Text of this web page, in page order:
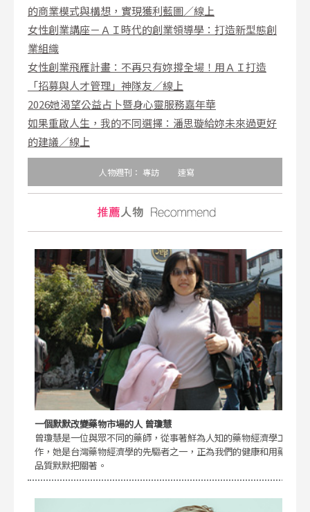
的商業模式與構想，實現獲利藍圖／線上
女性創業講座－ＡＩ時代的創業領導學：打造新型態創
業組織
女性創業飛雁計畫：不再只有妳撐全場！用ＡＩ打造
「招募與人才管理」神隊友／線上
2026她渴望公益占卜暨身心靈服務嘉年華
如果重啟人生，我的不同選擇：潘思璇給妳未來過更好
的建議／線上
人物週刊： 專訪 速寫
一個默默改變藥物市場的人 曾瓊慧
曾瓊慧是一位與眾不同的藥師，從事著鮮為人知的藥物經濟學工
作，她是台灣藥物經濟學的先驅者之一，正為我們的健康和用藥
品質默默把關著。